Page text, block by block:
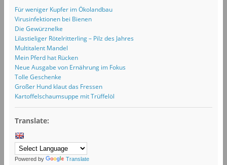
Für weniger Kupfer im Ökolandbau
Virusinfektionen bei Bienen
Die Gewürznelke
Lilastieliger Rötelritterling – Pilz des Jahres
Multitalent Mandel
Mein Pferd hat Rücken
Neue Ausgabe von Ernährung im Fokus
Tolle Geschenke
Großer Hund klaut das Fressen
Kartoffelschaumsuppe mit Trüffelöl
Translate:
Powered by Translate